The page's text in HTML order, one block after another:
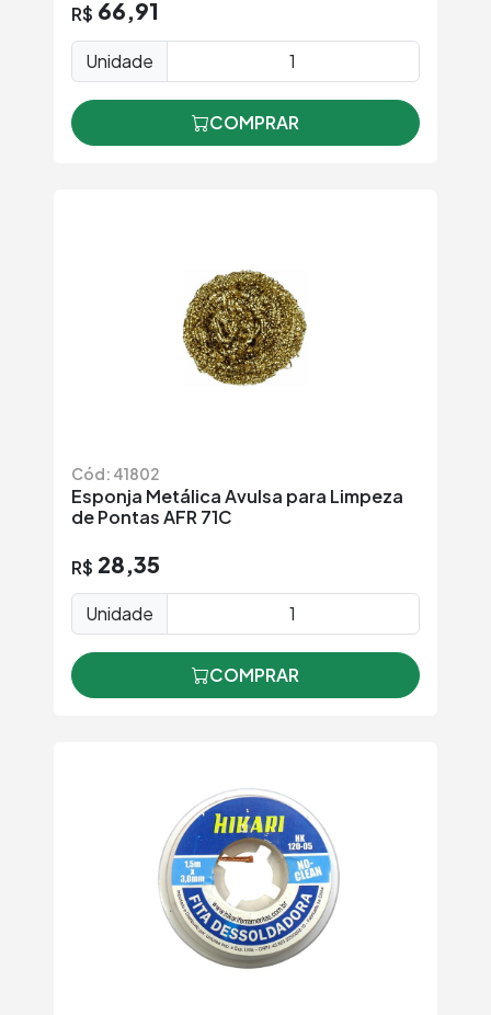
R$ 66,91
Unidade
COMPRAR
Cód: 41802
Esponja Metálica Avulsa para Limpeza
de Pontas AFR 71C
R$ 28,35
Unidade
COMPRAR